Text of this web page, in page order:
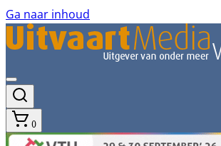
Ga naar inhoud
0